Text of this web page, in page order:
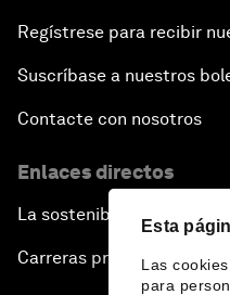
Esta
Las
para
Regístrese para recibir
Suscríbase a nuestros
Contacte con nosotros
Enlaces directos
La sostenibilidad en el Foro
Carreras profesionales